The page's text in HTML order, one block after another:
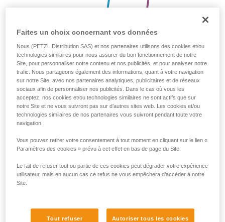
Faites un choix concernant vos données
Nous (PETZL Distribution SAS) et nos partenaires utilisons des cookies et/ou
technologies similaires pour nous assurer du bon fonctionnement de notre
Site, pour personnaliser notre contenu et nos publicités, et pour analyser notre
trafic. Nous partageons également des informations, quant à votre navigation
sur notre Site, avec nos partenaires analytiques, publicitaires et de réseaux
sociaux afin de personnaliser nos publicités. Dans le cas où vous les
acceptez, nos cookies et/ou technologies similaires ne sont actifs que sur
notre Site et ne vous suivront pas sur d’autres sites web. Les cookies et/ou
technologies similaires de nos partenaires vous suivront pendant toute votre
navigation.
Vous pouvez retirer votre consentement à tout moment en cliquant sur le lien «
Paramètres des cookies » prévu à cet effet en bas de page du Site.
Le fait de refuser tout ou partie de ces cookies peut dégrader votre expérience
utilisateur, mais en aucun cas ce refus ne vous empêchera d’accéder à notre
Site.
Tout refuser Autoriser tous les cookies